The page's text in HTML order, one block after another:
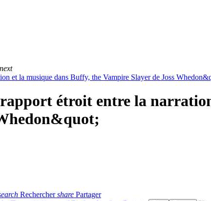
et la musique dans Buffy, the Vampire Slayer de Joss
étroit entre la
Rechercher share Partager